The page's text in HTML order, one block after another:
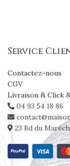
Service
Contactez-nous
CGV
Livraison & Click
04 93 54 18 86
23 Bd du